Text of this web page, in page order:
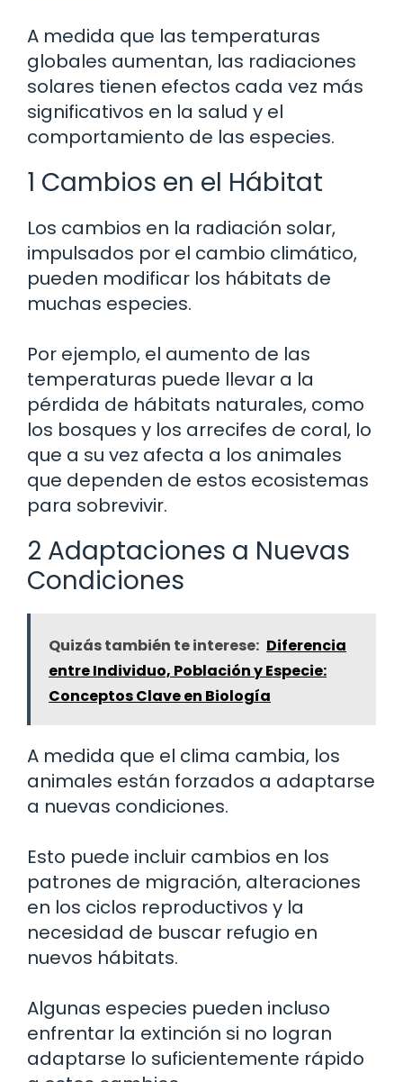
A medida que las temperaturas
globales aumentan, las radiaciones
solares tienen efectos cada vez más
significativos en la salud y el
comportamiento de las especies.
1 Cambios en el Hábitat
Los cambios en la radiación solar,
impulsados por el cambio climático,
pueden modificar los hábitats de
muchas especies.
Por ejemplo, el aumento de las
temperaturas puede llevar a la
pérdida de hábitats naturales, como
los bosques y los arrecifes de coral, lo
que a su vez afecta a los animales
que dependen de estos ecosistemas
para sobrevivir.
2 Adaptaciones a Nuevas
Condiciones
Quizás también te interese: Diferencia
entre Individuo, Población y Especie:
Conceptos Clave en Biología
A medida que el clima cambia, los
animales están forzados a adaptarse
a nuevas condiciones.
Esto puede incluir cambios en los
patrones de migración, alteraciones
en los ciclos reproductivos y la
necesidad de buscar refugio en
nuevos hábitats.
Algunas especies pueden incluso
enfrentar la extinción si no logran
adaptarse lo suficientemente rápido